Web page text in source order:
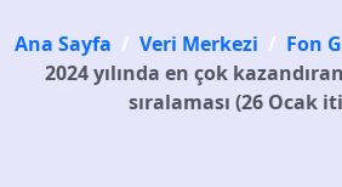
Ana Sayfa / Veri Merkezi / Fon
2024 yılında en çok
sıralaması (26 Ocak